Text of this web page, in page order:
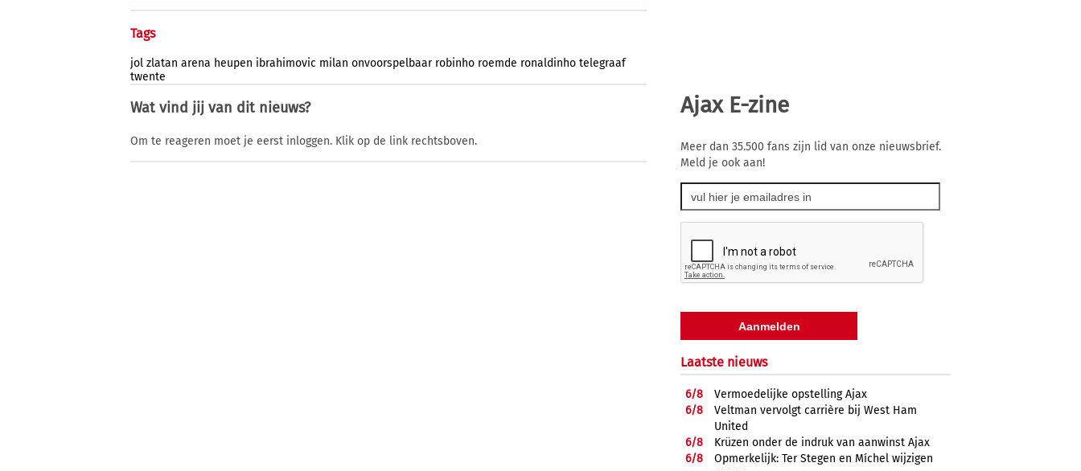
Tags
jol zlatan arena heupen ibrahimovic milan onvoorspelbaar robinho roemde ronaldinho telegraaf
twente
Wat vind jij van dit nieuws?
Om te reageren moet je eerst inloggen. Klik op de link rechtsboven.
Ajax E-zine
Meer dan 35.500 fans zijn lid van onze nieuwsbrief.
Meld je ook aan!
Laatste nieuws
6/8
Vermoedelijke opstelling Ajax
6/8
Veltman vervolgt carrière bij West Ham
United
6/8
Krüzen onder de indruk van aanwinst Ajax
6/8
Opmerkelijk: Ter Stegen en Míchel wijzigen